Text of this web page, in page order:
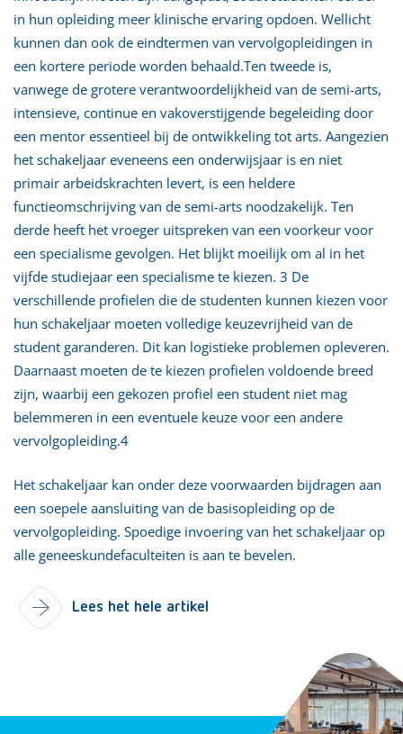
in hun opleiding meer klinische ervaring opdoen. Wellicht
kunnen dan ook de eindtermen van vervolgopleidingen in
een kortere periode worden behaald.Ten tweede is,
vanwege de grotere verantwoordelijkheid van de semi-arts,
intensieve, continue en vakoverstijgende begeleiding door
een mentor essentieel bij de ontwikkeling tot arts. Aangezien
het schakeljaar eveneens een onderwijsjaar is en niet
primair arbeidskrachten levert, is een heldere
functieomschrijving van de semi-arts noodzakelijk. Ten
derde heeft het vroeger uitspreken van een voorkeur voor
een specialisme gevolgen. Het blijkt moeilijk om al in het
vijfde studiejaar een specialisme te kiezen. 3 De
verschillende profielen die de studenten kunnen kiezen voor
hun schakeljaar moeten volledige keuzevrijheid van de
student garanderen. Dit kan logistieke problemen opleveren.
Daarnaast moeten de te kiezen profielen voldoende breed
zijn, waarbij een gekozen profiel een student niet mag
belemmeren in een eventuele keuze voor een andere
vervolgopleiding.4
Het schakeljaar kan onder deze voorwaarden bijdragen aan
een soepele aansluiting van de basisopleiding op de
vervolgopleiding. Spoedige invoering van het schakeljaar op
alle geneeskundefaculteiten is aan te bevelen.
Lees het hele artikel